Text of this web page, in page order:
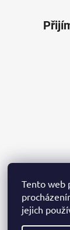
Tento web
jejich